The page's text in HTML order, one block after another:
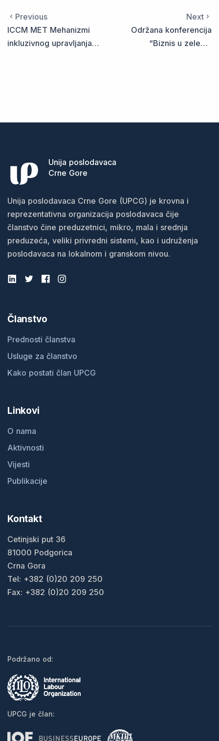
Previous
ICCM MET Mehanizmi
inkluzivnog upravljanja
dvostruku tranziciju
Next
Održana konferencija
“Biznis u zelenoj
Unija poslodavaca
Crne Gore
Unija poslodavaca Crne Gore (UPCG) je krovna i
reprezentativna organizacija poslodavaca čije
članstvo čine preduzetnici, mikro, mala i srednja
preduzeća, veliki privredni sistemi, kao i udruženja
poslodavaca na lokalnom i granskom nivou.
Članstvo
Prednosti članstva
Usluge za članstvo
Kako postati član UPCG
Linkovi
O nama
Aktivnosti
Vijesti
Publikacije
Kontakt
Cetinjski put 36
81000 Podgorica
Crna Gora
Tel: +382 (0)20 209 250
Fax: +382 (0)20 209 250
Podržano od:
UPCG je član: